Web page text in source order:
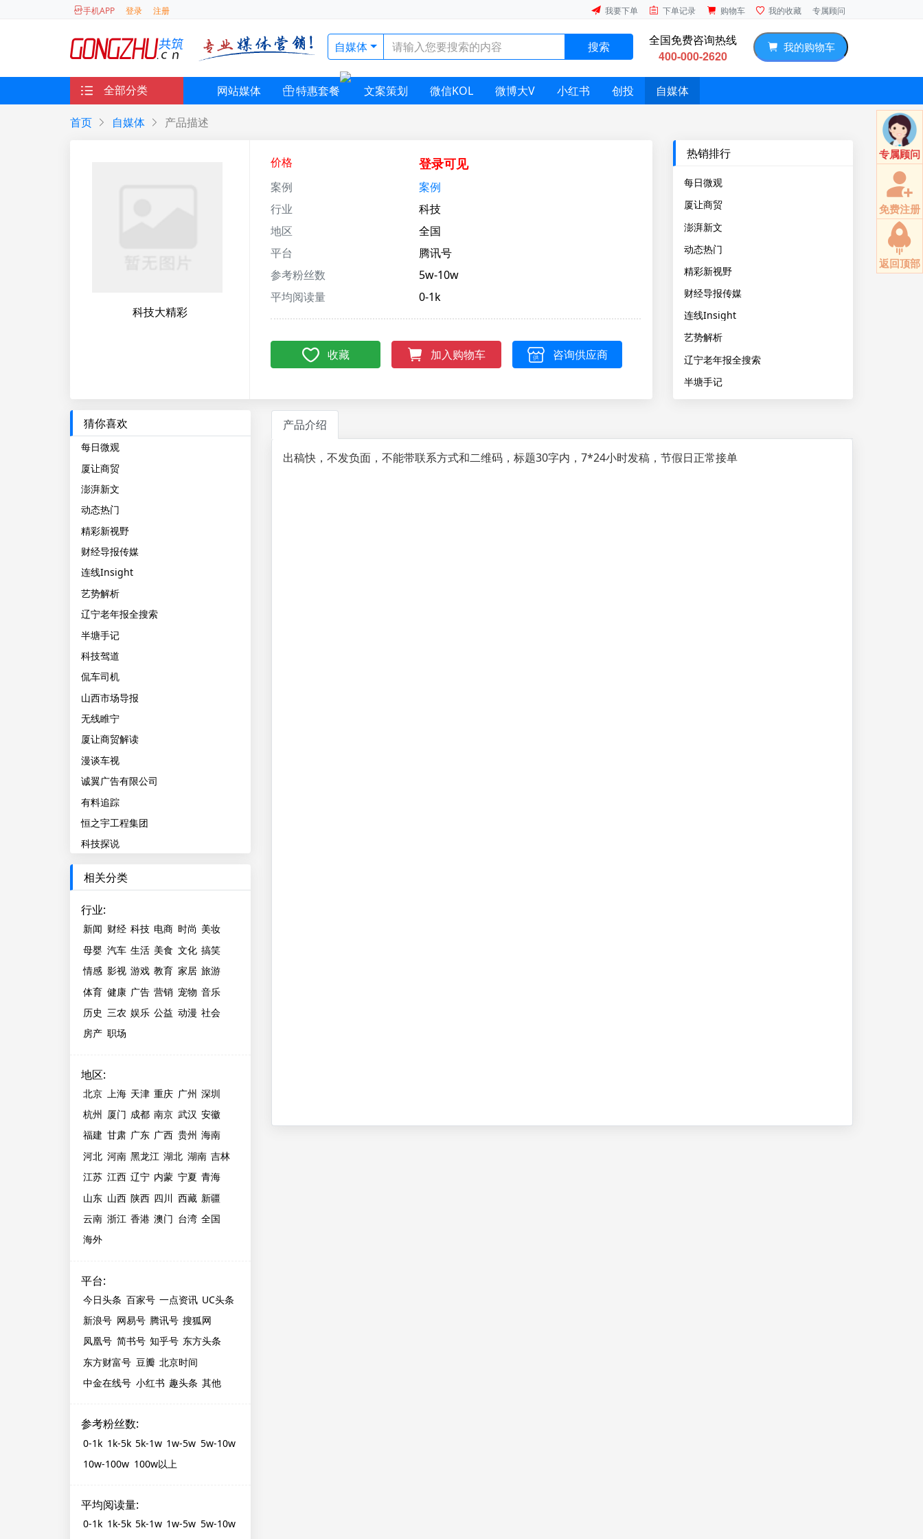
手机APP 登录 注册 我要下单 下单记录 购物车 我的收藏 专属顾问
自媒体 搜索 全国免费咨询热线
400-000-2620
我的购物车
全部分类 网站媒体 特惠套餐 文案策划 微信KOL 微博大V 小红书 创投 自媒体
首页 自媒体 产品描述
科技大精彩
价格 登录可见
案例
案例
行业
科技
地区
全国
平台
腾讯号
参考粉丝数
5w-10w
平均阅读量
0-1k
收藏 加入购物车 咨询供应商
热销排行
每日微观
厦让商贸
澎湃新文
动态热门
精彩新视野
财经导报传媒
连线Insight
艺势解析
辽宁老年报全搜索
半塘手记
猜你喜欢
每日微观
厦让商贸
澎湃新文
动态热门
精彩新视野
财经导报传媒
连线Insight
艺势解析
辽宁老年报全搜索
半塘手记
科技驾道
侃车司机
山西市场导报
无线睢宁
厦让商贸解读
漫谈车视
诚翼广告有限公司
有料追踪
恒之宇工程集团
科技探说
相关分类
行业:
新闻 财经 科技 电商 时尚 美妆
母婴 汽车 生活 美食 文化 搞笑
情感 影视 游戏 教育 家居 旅游
体育 健康 广告 营销 宠物 音乐
历史 三农 娱乐 公益 动漫 社会
房产 职场
地区:
北京 上海 天津 重庆 广州 深圳
杭州 厦门 成都 南京 武汉 安徽
福建 甘肃 广东 广西 贵州 海南
河北 河南 黑龙江 湖北 湖南 吉林
江苏 江西 辽宁 内蒙 宁夏 青海
山东 山西 陕西 四川 西藏 新疆
云南 浙江 香港 澳门 台湾 全国
海外
平台:
今日头条 百家号 一点资讯 UC头条
新浪号 网易号 腾讯号 搜狐网
凤凰号 简书号 知乎号 东方头条
东方财富号 豆瓣 北京时间
中金在线号 小红书 趣头条 其他
参考粉丝数:
0-1k 1k-5k 5k-1w 1w-5w 5w-10w
10w-100w 100w以上
平均阅读量:
0-1k 1k-5k 5k-1w 1w-5w 5w-10w
产品介绍
出稿快，不发负面，不能带联系方式和二维码，标题30字内，7*24小时发稿，节假日正常接单
专属顾问
免费注册
返回顶部